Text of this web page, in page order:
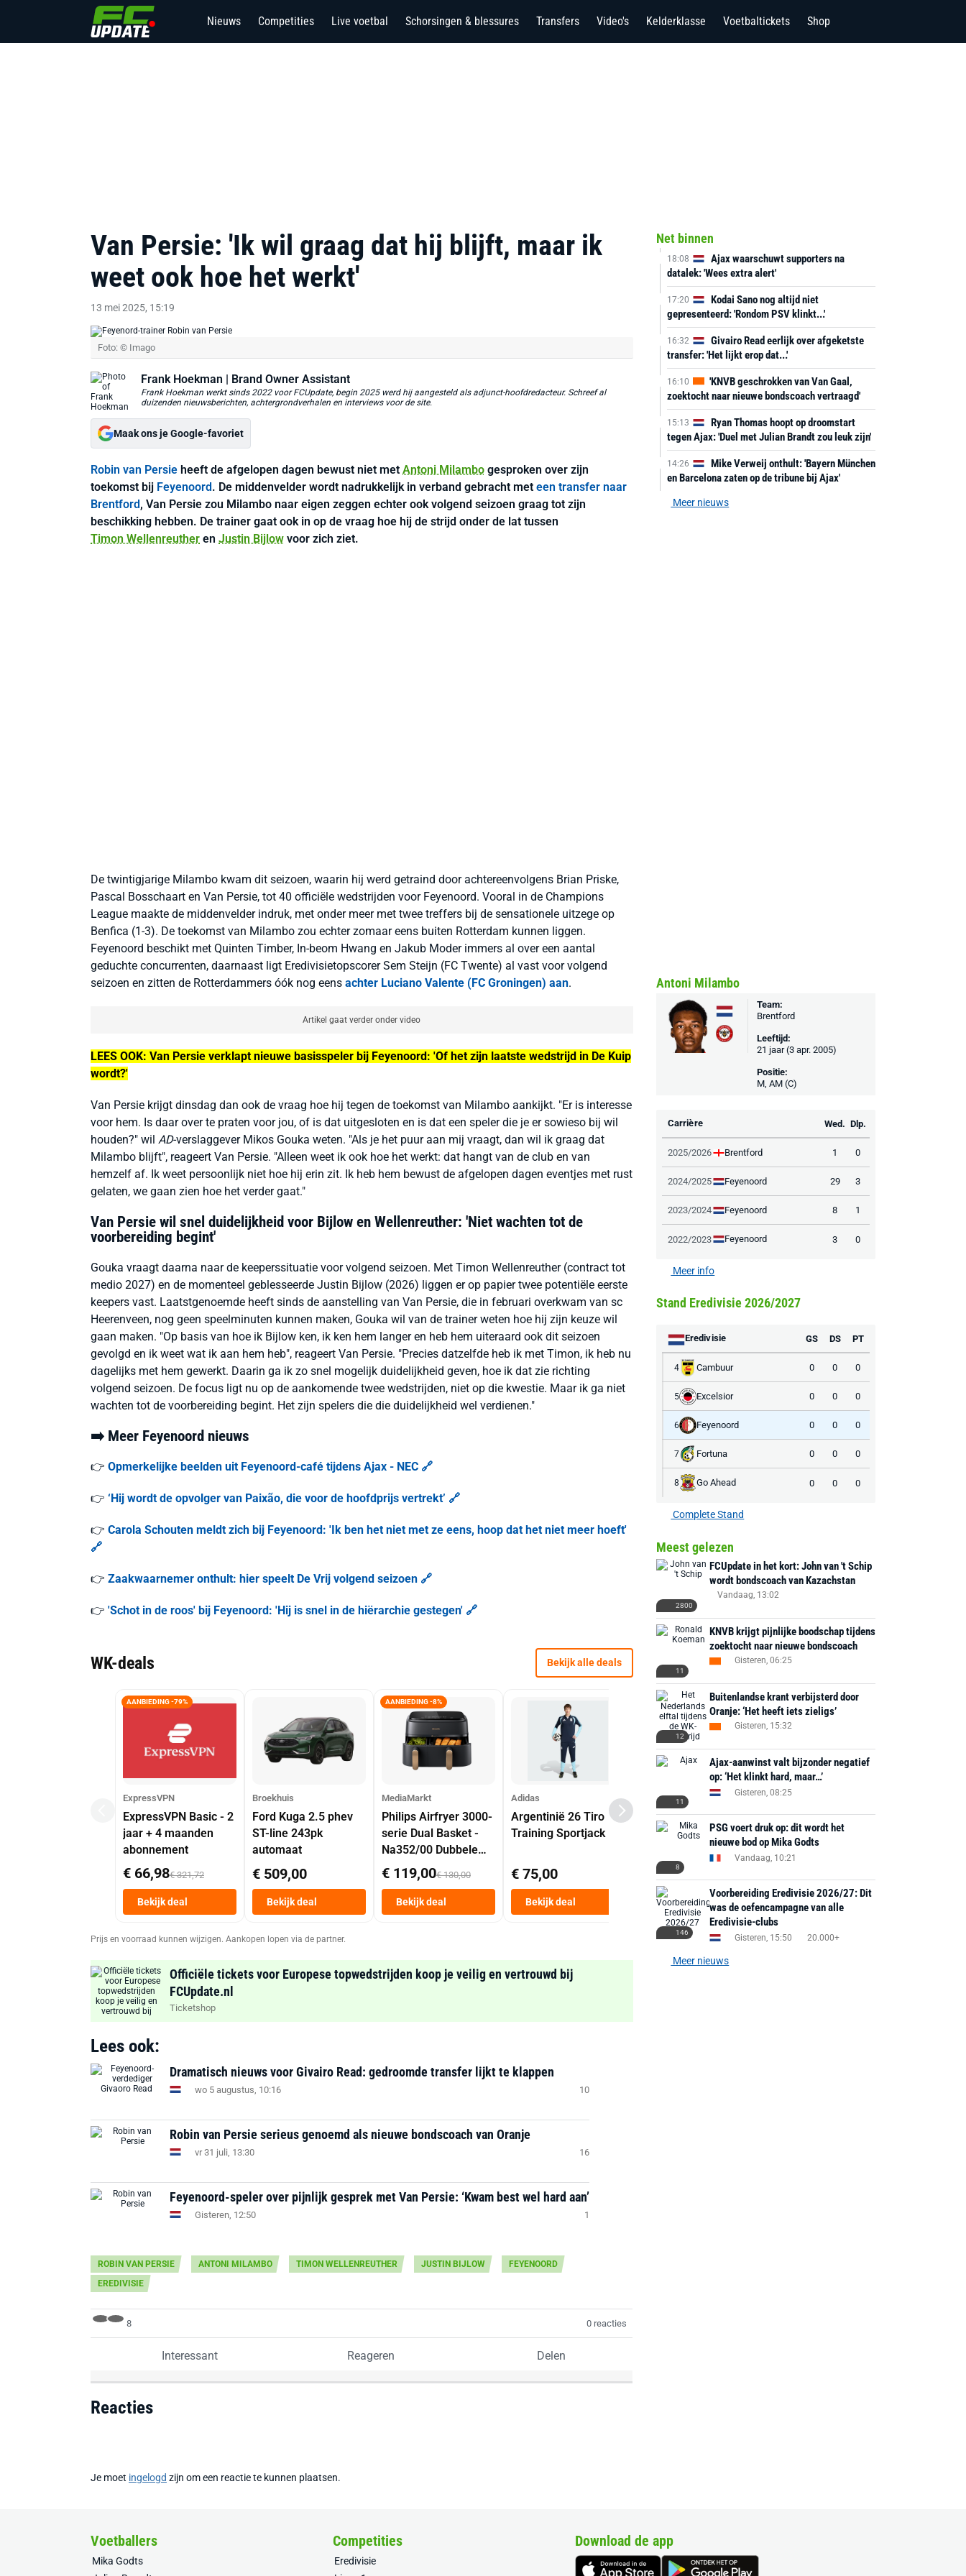
Nieuws Competities Live voetbal Schorsingen & blessures Transfers Video's Kelderklasse Voetbaltickets Shop
Van Persie: 'Ik wil graag dat hij blijft, maar ik
weet ook hoe het werkt'
13 mei 2025, 15:19
Foto: © Imago
Frank Hoekman | Brand Owner Assistant
Frank Hoekman werkt sinds 2022 voor FCUpdate, begin 2025 werd hij aangesteld als adjunct-hoofdredacteur. Schreef al
duizenden nieuwsberichten, achtergrondverhalen en interviews voor de site.
Maak ons je Google-favoriet
Robin van Persie heeft de afgelopen dagen bewust niet met Antoni Milambo gesproken over zijn
toekomst bij Feyenoord. De middenvelder wordt nadrukkelijk in verband gebracht met een transfer naar
Brentford, Van Persie zou Milambo naar eigen zeggen echter ook volgend seizoen graag tot zijn
beschikking hebben. De trainer gaat ook in op de vraag hoe hij de strijd onder de lat tussen
Timon Wellenreuther en Justin Bijlow voor zich ziet.
De twintigjarige Milambo kwam dit seizoen, waarin hij werd getraind door achtereenvolgens Brian Priske,
Pascal Bosschaart en Van Persie, tot 40 officiële wedstrijden voor Feyenoord. Vooral in de Champions
League maakte de middenvelder indruk, met onder meer met twee treffers bij de sensationele uitzege op
Benfica (1-3). De toekomst van Milambo zou echter zomaar eens buiten Rotterdam kunnen liggen.
Feyenoord beschikt met Quinten Timber, In-beom Hwang en Jakub Moder immers al over een aantal
geduchte concurrenten, daarnaast ligt Eredivisietopscorer Sem Steijn (FC Twente) al vast voor volgend
seizoen en zitten de Rotterdammers óók nog eens achter Luciano Valente (FC Groningen) aan.
Artikel gaat verder onder video
LEES OOK: Van Persie verklapt nieuwe basisspeler bij Feyenoord: 'Of het zijn laatste wedstrijd in De Kuip
wordt?'
Van Persie krijgt dinsdag dan ook de vraag hoe hij tegen de toekomst van Milambo aankijkt. "Er is interesse
voor hem. Is daar over te praten voor jou, of is dat uitgesloten en is dat een speler die je er sowieso bij wil
houden?" wil AD-verslaggever Mikos Gouka weten. "Als je het puur aan mij vraagt, dan wil ik graag dat
Milambo blijft", reageert Van Persie. "Alleen weet ik ook hoe het werkt: dat hangt van de club en van
hemzelf af. Ik weet persoonlijk niet hoe hij erin zit. Ik heb hem bewust de afgelopen dagen eventjes met rust
gelaten, we gaan zien hoe het verder gaat."
Van Persie wil snel duidelijkheid voor Bijlow en Wellenreuther: 'Niet wachten tot de
voorbereiding begint'
Gouka vraagt daarna naar de keeperssituatie voor volgend seizoen. Met Timon Wellenreuther (contract tot
medio 2027) en de momenteel geblesseerde Justin Bijlow (2026) liggen er op papier twee potentiële eerste
keepers vast. Laatstgenoemde heeft sinds de aanstelling van Van Persie, die in februari overkwam van sc
Heerenveen, nog geen speelminuten kunnen maken, Gouka wil van de trainer weten hoe hij zijn keuze wil
gaan maken. "Op basis van hoe ik Bijlow ken, ik ken hem langer en heb hem uiteraard ook dit seizoen
gevolgd en ik weet wat ik aan hem heb", reageert Van Persie. "Precies datzelfde heb ik met Timon, ik heb nu
dagelijks met hem gewerkt. Daarin ga ik zo snel mogelijk duidelijkheid geven, hoe ik dat zie richting
volgend seizoen. De focus ligt nu op de aankomende twee wedstrijden, niet op die kwestie. Maar ik ga niet
wachten tot de voorbereiding begint. Het zijn spelers die die duidelijkheid wel verdienen."
➡️ Meer Feyenoord nieuws
👉 Opmerkelijke beelden uit Feyenoord-café tijdens Ajax - NEC 🔗
👉 ‘Hij wordt de opvolger van Paixão, die voor de hoofdprijs vertrekt’ 🔗
👉 Carola Schouten meldt zich bij Feyenoord: 'Ik ben het niet met ze eens, hoop dat het niet meer hoeft'
🔗
👉 Zaakwaarnemer onthult: hier speelt De Vrij volgend seizoen 🔗
👉 'Schot in de roos' bij Feyenoord: 'Hij is snel in de hiërarchie gestegen' 🔗
WK-deals Bekijk alle deals
AANBIEDING -79%
ExpressVPN
ExpressVPN Basic - 2
jaar + 4 maanden
abonnement
€ 66,98€ 321,72
Bekijk deal
Broekhuis
Ford Kuga 2.5 phev
ST-line 243pk
automaat
€ 509,00
Bekijk deal
AANBIEDING -8%
MediaMarkt
Philips Airfryer 3000-
serie Dual Basket -
Na352/00 Dubbele
Mand 9 L Tot 6
Personen
Heteluchtfriteuse
Zwart
€ 119,00€ 130,00
Bekijk deal
Adidas
Argentinië 26 Tiro
Training Sportjack
€ 75,00
Bekijk deal
MediaMarkt
EA Sports FC 26 -
PlayStation 5
€ 29,99
Bekijk deal
AANBIEDING -40%
Adidas
F50 Messi Elite Firm
Ground Boots Kids
Bekijk deal
Prijs en voorraad kunnen wijzigen. Aankopen lopen via de partner.
Officiële tickets voor Europese topwedstrijden koop je veilig en vertrouwd bij
FCUpdate.nl
Ticketshop
Lees ook:
Dramatisch nieuws voor Givairo Read: gedroomde transfer lijkt te klappen
wo 5 augustus, 10:16 10
Robin van Persie serieus genoemd als nieuwe bondscoach van Oranje
vr 31 juli, 13:30 16
Feyenoord-speler over pijnlijk gesprek met Van Persie: ‘Kwam best wel hard aan’
Gisteren, 12:50 1
ROBIN VAN PERSIE ANTONI MILAMBO TIMON WELLENREUTHER JUSTIN BIJLOW
FEYENOORD
EREDIVISIE
8 0 reacties
Interessant Reageren Delen
Reacties
Je moet ingelogd zijn om een reactie te kunnen plaatsen.
Net binnen
18:08
Ajax waarschuwt supporters na
datalek: 'Wees extra alert'
17:20
Kodai Sano nog altijd niet
gepresenteerd: 'Rondom PSV klinkt...'
16:32
Givairo Read eerlijk over afgeketste
transfer: 'Het lijkt erop dat...'
16:10
'KNVB geschrokken van Van Gaal,
zoektocht naar nieuwe bondscoach vertraagd'
15:13
Ryan Thomas hoopt op droomstart
tegen Ajax: 'Duel met Julian Brandt zou leuk zijn'
14:26
Mike Verweij onthult: 'Bayern München
en Barcelona zaten op de tribune bij Ajax'
Meer nieuws
Antoni Milambo
Team:
Brentford
Leeftijd:
21 jaar (3 apr. 2005)
Positie:
M, AM (C)
Carrière Wed. Dlp.
2025/2026 Brentford 1 0
2024/2025 Feyenoord 29 3
2023/2024 Feyenoord 8 1
2022/2023 Feyenoord 3 0
Meer info
Stand Eredivisie 2026/2027
Eredivisie GS DS PT
4 Cambuur 0 0 0
5 Excelsior 0 0 0
6 Feyenoord 0 0 0
7 Fortuna 0 0 0
8 Go Ahead 0 0 0
Complete Stand
Meest gelezen
2800
FCUpdate in het kort: John van 't Schip
wordt bondscoach van Kazachstan
Vandaag, 13:02
11
KNVB krijgt pijnlijke boodschap tijdens
zoektocht naar nieuwe bondscoach
Gisteren, 06:25
12
Buitenlandse krant verbijsterd door
Oranje: ‘Het heeft iets zieligs’
Gisteren, 15:32
11
Ajax-aanwinst valt bijzonder negatief
op: ‘Het klinkt hard, maar…’
Gisteren, 08:25
8
PSG voert druk op: dit wordt het
nieuwe bod op Mika Godts
Vandaag, 10:21
146
Voorbereiding Eredivisie 2026/27: Dit
was de oefencampagne van alle
Eredivisie-clubs
Gisteren, 15:50 20.000+
Meer nieuws
Voetballers
Mika Godts
Competities
Eredivisie
Download de app